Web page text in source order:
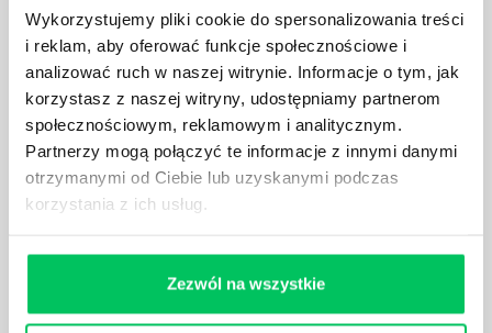
Wykorzystujemy pliki cookie do spersonalizowania treści
i reklam, aby oferować funkcje społecznościowe i
analizować ruch w naszej witrynie. Informacje o tym, jak
korzystasz z naszej witryny, udostępniamy partnerom
społecznościowym, reklamowym i analitycznym.
Partnerzy mogą połączyć te informacje z innymi danymi
otrzymanymi od Ciebie lub uzyskanymi podczas
korzystania z ich usług.
Zezwól na wszystkie
MEDYCZNYCH?
W związku z ogromnym rozwojem dzisiejszego
społeczeństwa wprowadzane jest coraz więcej reguł,
które mają za zadanie poprawić poszczególne
dziedziny gospodarki. Dzięki nim wszystkie firmy
będą zobowiązane przestrzegać zasad, których
wprowadzenie dąży do ujednolicenia jakości
produktów, które trafiają do klientów.